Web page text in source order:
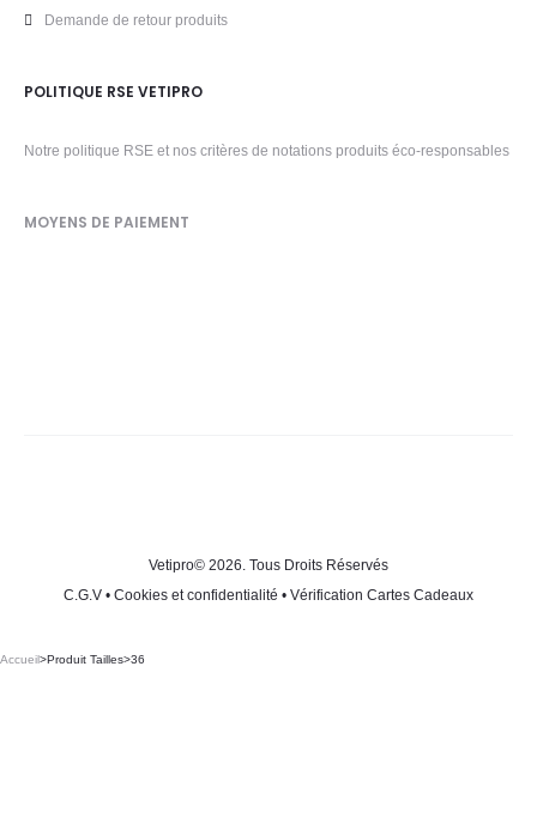
Demande de retour produits
POLITIQUE RSE VETIPRO
Notre politique RSE et nos critères de notations produits éco-responsables
MOYENS DE PAIEMENT
Vetipro© 2026. Tous Droits Réservés
C.G.V • Cookies et confidentialité • Vérification Cartes Cadeaux
Accueil>Produit Tailles>36